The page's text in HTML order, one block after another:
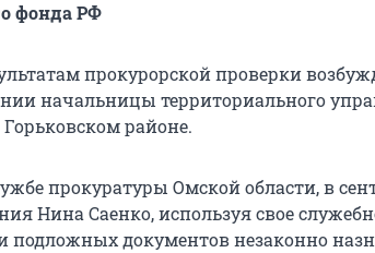
фонда РФ
прокурорской проверки
начальницы территориального
районе.
прокуратуры Омской области, в
Нина Саенко, используя свое
подложных документов незаконно